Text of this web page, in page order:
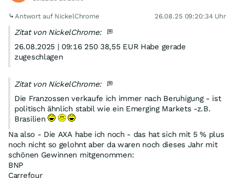
Antwort auf NickelChrome 26.08.25 09:20:34 Uhr
Zitat von NickelChrome:
26.08.2025 | 09:16 250 38,55 EUR Habe gerade
zugeschlagen
Zitat von NickelChrome:
Die Franzossen verkaufe ich immer nach Beruhigung - ist
politisch ähnlich stabil wie ein Emerging Markets -z.B.
Brasilien
Na also - Die AXA habe ich noch - das hat sich mit 5 % plus
noch nicht so gelohnt aber da waren noch dieses Jahr mit
schönen Gewinnen mitgenommen:
BNP
Carrefour